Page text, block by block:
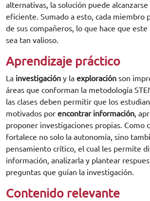
alternativas, la solución puede
eficiente. Sumado a esto, cada miembro
de sus compañeros, lo que hace que
sea tan valioso.
Aprendizaje práctico
La investigación y la exploración son
áreas que conforman la metodología
las clases deben permitir que los
motivados por encontrar información,
proponer investigaciones propias. Como
fortalece no solo la autonomía, sino
pensamiento crítico, el cual les permite
información, analizarla y plantear
preguntas que guían la investigación.
Contenido relevante